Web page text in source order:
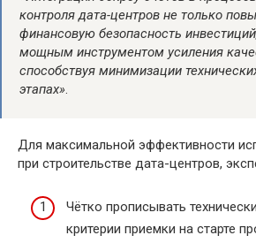
контроля дата-центров не только
финансовую безопасность
мощным инструментом усиления
способствуя минимизации
этапах».
Для максимальной эффективности
при строительстве дата-центров,
Чётко прописывать
критерии приемки на старте